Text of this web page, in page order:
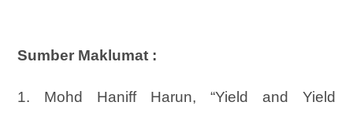
Sumber Maklumat :
1. Mohd Haniff Harun, “Yield and Yield